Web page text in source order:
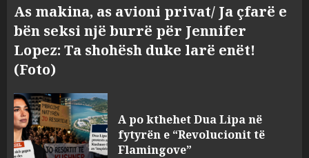
As makina, as avioni privat/ Ja çfarë e
bën seksi një burrë për Jennifer
Lopez: Ta shohësh duke larë enët!
(Foto)
A po kthehet Dua Lipa në
fytyrën e “Revolucionit të
Flamingove”